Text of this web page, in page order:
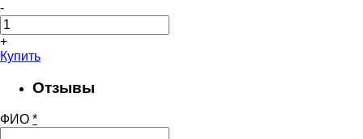
-
+
Купить
Отзывы
ФИО *